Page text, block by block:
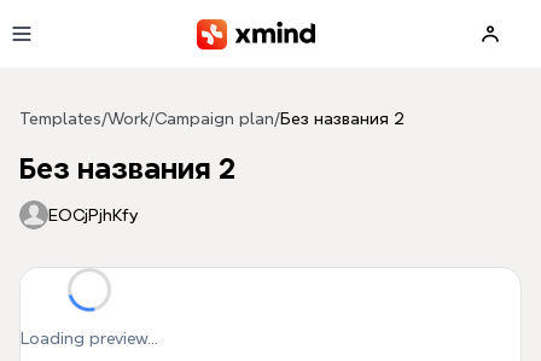
Templates/Work/Campaign plan/Без названия 2
Без названия 2
EOCjPjhKfy
Loading preview...